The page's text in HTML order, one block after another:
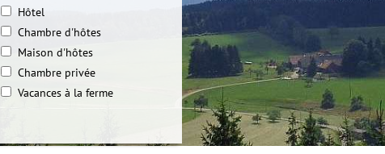
Hôtel
Chambre d'hôtes
Maison d'hôtes
Chambre privée
Vacances à la ferme